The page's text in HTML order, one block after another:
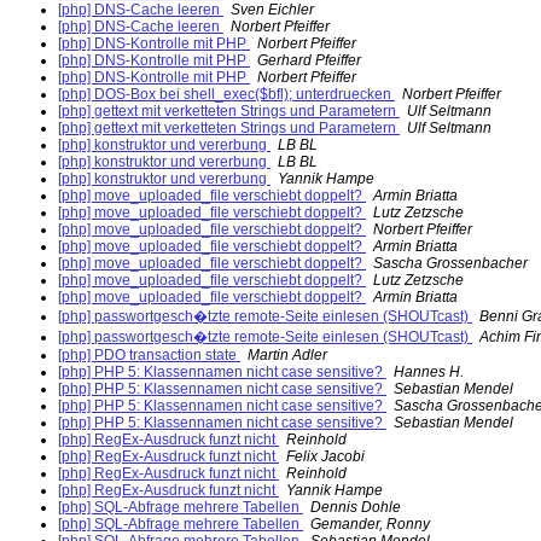
[php] DNS-Cache leeren
Sven Eichler
[php] DNS-Cache leeren
Norbert Pfeiffer
[php] DNS-Kontrolle mit PHP
Norbert Pfeiffer
[php] DNS-Kontrolle mit PHP
Gerhard Pfeiffer
[php] DNS-Kontrolle mit PHP
Norbert Pfeiffer
[php] DOS-Box bei shell_exec($bfl); unterdruecken
Norbert Pfeiffer
[php] gettext mit verketteten Strings und Parametern
Ulf Seltmann
[php] gettext mit verketteten Strings und Parametern
Ulf Seltmann
[php] konstruktor und vererbung
LB BL
[php] konstruktor und vererbung
LB BL
[php] konstruktor und vererbung
Yannik Hampe
[php] move_uploaded_file verschiebt doppelt?
Armin Briatta
[php] move_uploaded_file verschiebt doppelt?
Lutz Zetzsche
[php] move_uploaded_file verschiebt doppelt?
Norbert Pfeiffer
[php] move_uploaded_file verschiebt doppelt?
Armin Briatta
[php] move_uploaded_file verschiebt doppelt?
Sascha Grossenbacher
[php] move_uploaded_file verschiebt doppelt?
Lutz Zetzsche
[php] move_uploaded_file verschiebt doppelt?
Armin Briatta
[php] passwortgesch�tzte remote-Seite einlesen (SHOUTcast)
Benni
[php] passwortgesch�tzte remote-Seite einlesen (SHOUTcast)
Achim
[php] PDO transaction state
Martin Adler
[php] PHP 5: Klassennamen nicht case sensitive?
Hannes H.
[php] PHP 5: Klassennamen nicht case sensitive?
Sebastian Mendel
[php] PHP 5: Klassennamen nicht case sensitive?
Sascha
[php] PHP 5: Klassennamen nicht case sensitive?
Sebastian Mendel
[php] RegEx-Ausdruck funzt nicht Reinhold
[php] RegEx-Ausdruck funzt nicht Felix Jacobi
[php] RegEx-Ausdruck funzt nicht Reinhold
[php] RegEx-Ausdruck funzt nicht
Yannik Hampe
[php] SQL-Abfrage mehrere Tabellen
Dennis Dohle
[php] SQL-Abfrage mehrere Tabellen
Gemander, Ronny